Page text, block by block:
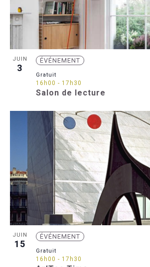
filtrés.
JUIN
3
Salon de lecture
ÉVÉNEMENT
16h00 - 17h30
Gratuit
JUIN
15
ÉVÉNEMENT
16h00 - 17h30
Gratuit